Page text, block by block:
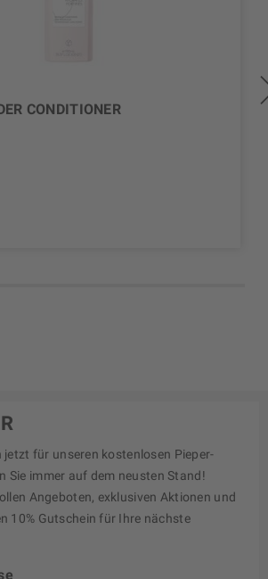
CONDITIONER
jetzt für unseren kostenlosen Pieper-
Sie immer auf dem neusten Stand!
Angeboten, exklusiven Aktionen und
10% Gutschein für Ihre nächste